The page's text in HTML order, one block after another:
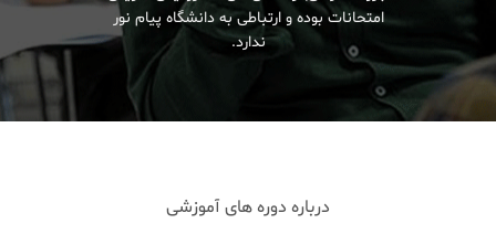
امتحانات بوده و ارتباطی به دانشگاه پیام نور
ندارد.
درباره دوره های آموزشی